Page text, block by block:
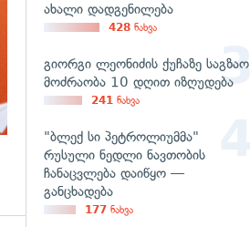
ახალი დადგენილება
428 ნახვა
გიორგი ლეონიძის ქუჩაზე საგზაო
მოძრაობა 10 დღით იზღუდება
241 ნახვა
"ბლექ სი პეტროლიუმმა"
რუსული ნედლი ნავთობის
ჩანაცვლება დაიწყო —
განცხადება
177 ნახვა